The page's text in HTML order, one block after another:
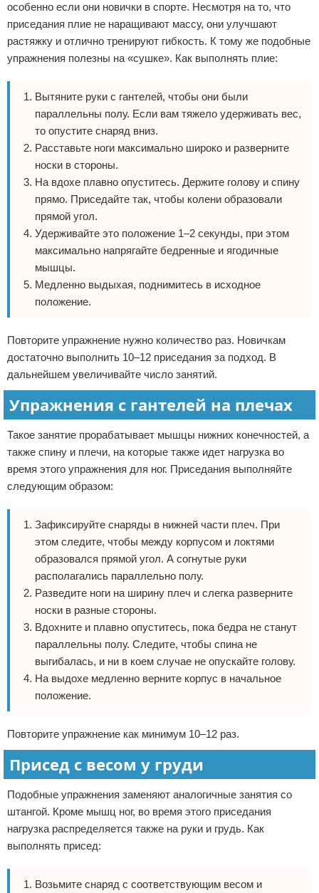
особенно если они новички в спорте. Несмотря на то, что
приседания плие не наращивают массу, они улучшают
растяжку и отлично тренируют гибкость. К тому же подобные
упражнения полезны на «сушке». Как выполнять плие:
Вытяните руки с гантелей, чтобы они были
параллельны полу. Если вам тяжело удерживать вес,
то опустите снаряд вниз.
Расставьте ноги максимально широко и разверните
носки в стороны.
На вдохе плавно опуститесь. Держите голову и спину
прямо. Приседайте так, чтобы колени образовали
прямой угол.
Удерживайте это положение 1–2 секунды, при этом
максимально напрягайте бедренные и ягодичные
мышцы.
Медленно выдыхая, поднимитесь в исходное
положение.
Повторите упражнение нужно количество раз. Новичкам
достаточно выполнить 10–12 приседания за подход. В
дальнейшем увеличивайте число занятий.
Упражнения с гантелей на плечах
Такое занятие прорабатывает мышцы нижних конечностей, а
также спину и плечи, на которые также идет нагрузка во
время этого упражнения для ног. Приседания выполняйте
следующим образом:
Зафиксируйте снаряды в нижней части плеч. При
этом следите, чтобы между корпусом и локтями
образовался прямой угол. А согнутые руки
располагались параллельно полу.
Разведите ноги на ширину плеч и слегка разверните
носки в разные стороны.
Вдохните и плавно опуститесь, пока бедра не станут
параллельны полу. Следите, чтобы спина не
выгибалась, и ни в коем случае не опускайте голову.
На выдохе медленно верните корпус в начальное
положение.
Повторите упражнение как минимум 10–12 раз.
Присед с весом у груди
Подобные упражнения заменяют аналогичные занятия со
штангой. Кроме мышц ног, во время этого приседания
нагрузка распределяется также на руки и грудь. Как
выполнять присед:
Возьмите снаряд с соответствующим весом и